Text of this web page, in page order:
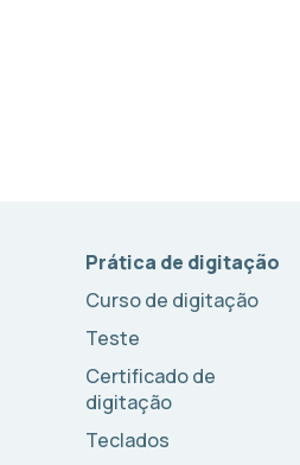
Prática de digitação
Curso de digitação
Teste
Certificado de
digitação
Teclados